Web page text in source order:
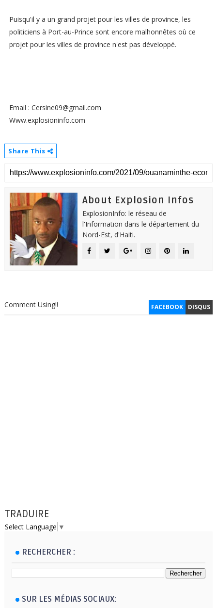
Puisqu'il y a un grand projet pour les villes de province, les
politiciens à Port-au-Prince sont encore malhonnêtes où ce
projet pour les villes de province n'est pas développé.
Email : Cersine09@gmail.com
Www.explosioninfo.com
Share This
About Explosion Infos
ExplosionInfo: le réseau de
l'Information dans le département du
Nord-Est, d'Haiti.
FACEBOOK DISQUS
Comment Using!!
TRADUIRE
Select Language ▼
RECHERCHER :
SUR LES MÉDIAS SOCIAUX: